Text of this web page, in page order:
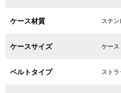
店舗取り寄せサービス
ケース材質 ステ
ケースサイズ ケース
ベルトタイプ スト